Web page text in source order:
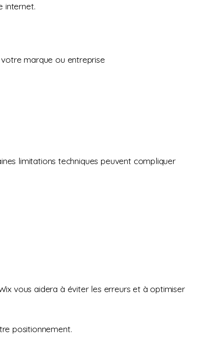
internet.
marque ou entreprise
limitations techniques peuvent compliquer
vous aidera à éviter les erreurs et à optimiser
positionnement.